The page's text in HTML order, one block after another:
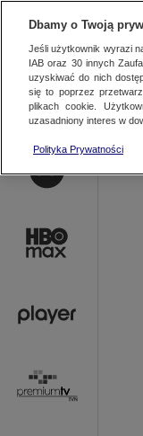
Dbamy o Twoją
Jeśli użytkownik wyrazi
IAB oraz 30innych
uzyskiwać do nich
się to poprzez
plikach cookie.
uzasadniony interes w
Polityka Prywatności